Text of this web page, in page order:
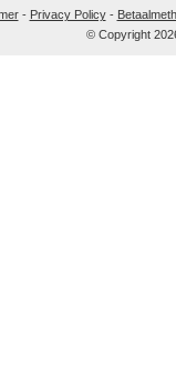
- Privacy Policy-
© Copyright